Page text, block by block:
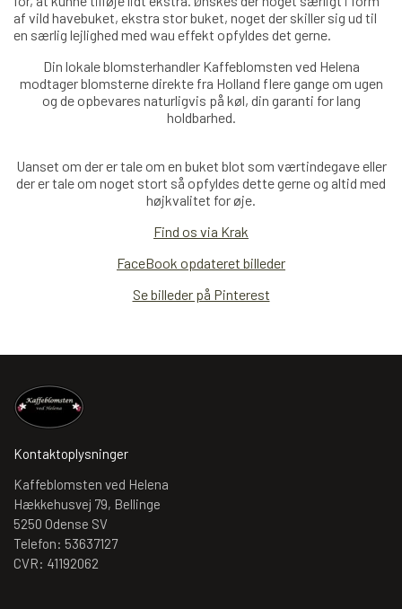
af vild havebuket, ekstra stor buket, noget der skiller sig ud til
en særlig lejlighed med wau effekt opfyldes det gerne.
Din lokale blomsterhandler Kaffeblomsten ved Helena
modtager blomsterne direkte fra Holland fleregange om ugen
og de opbevares naturligvis på køl, din garanti for lang
holdbarhed.
Uanset om der er tale om en buket blot som værtindegave eller
der er tale om noget stort så opfyldes dette gerne og altid med
højkvalitet for øje.
Find os via Krak
FaceBook opdateret billeder
Se billeder på Pinterest
Kontaktoplysninger
Kaffeblomsten ved Helena
Hækkehusvej 79, Bellinge
5250 Odense SV
Telefon: 53637127
CVR: 41192062